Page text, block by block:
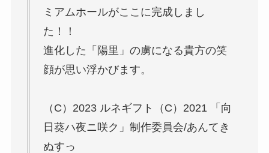
ミアムホールがここに完成しまし
た！！
進化した「陽里」の虜になる貴方の笑
顔が思い浮かびます。
（C）2023 ルネギフト（C）2021 「向
日葵ハ夜ニ咲ク」制作委員会/あんてき
ぬすっ